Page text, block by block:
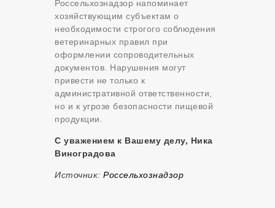
Россельхознадзор напоминает
хозяйствующим субъектам о
необходимости строгого соблюдения
ветеринарных правил при
оформлении сопроводительных
документов. Нарушения могут
привести не только к
административной ответственности,
но и к угрозе безопасности пищевой
продукции.
С уважением к Вашему делу, Ника
Виноградова
Источник: Россельхознадзор